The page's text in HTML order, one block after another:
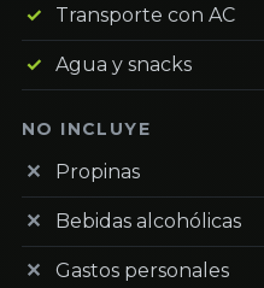
Transporte con AC
Agua y snacks
NO INCLUYE
Propinas
Bebidas alcohólicas
Gastos personales